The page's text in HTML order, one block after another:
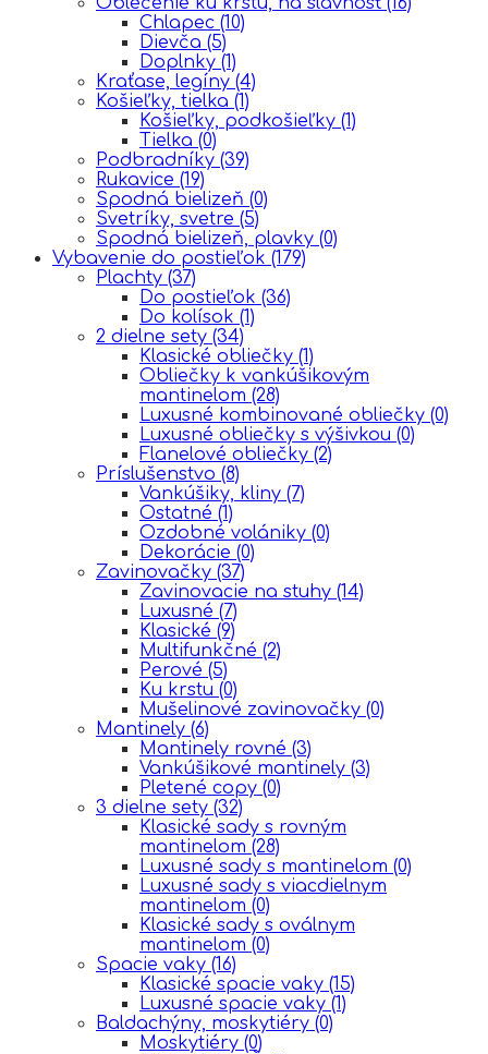
Chlapec (10)
Dievča (5)
Doplnky (1)
Kraťase, legíny (4)
Košieľky, tielka (1)
Košieľky, podkošieľky (1)
Tielka (0)
Podbradníky (39)
Rukavice (19)
Spodná bielizeň (0)
Svetríky, svetre (5)
Spodná bielizeň, plavky (0)
Vybavenie do postieľok (179)
Plachty (37)
Do postieľok (36)
Do kolísok (1)
2 dielne sety (34)
Klasické obliečky (1)
Obliečky k vankúšikovým
mantinelom (28)
Luxusné kombinované obliečky (0)
Luxusné obliečky s výšivkou (0)
Flanelové obliečky (2)
Príslušenstvo (8)
Vankúšiky, kliny (7)
Ostatné (1)
Ozdobné volániky (0)
Dekorácie (0)
Zavinovačky (37)
Zavinovacie na stuhy (14)
Luxusné (7)
Klasické (9)
Multifunkčné (2)
Perové (5)
Ku krstu (0)
Mušelinové zavinovačky (0)
Mantinely (6)
Mantinely rovné (3)
Vankúšikové mantinely (3)
Pletené copy (0)
3 dielne sety (32)
Klasické sady s rovným
mantinelom (28)
Luxusné sady s mantinelom (0)
Luxusné sady s viacdielnym
mantinelom (0)
Klasické sady s oválnym
mantinelom (0)
Spacie vaky (16)
Klasické spacie vaky (15)
Luxusné spacie vaky (1)
Baldachýny, moskytiéry (0)
Moskytiéry (0)